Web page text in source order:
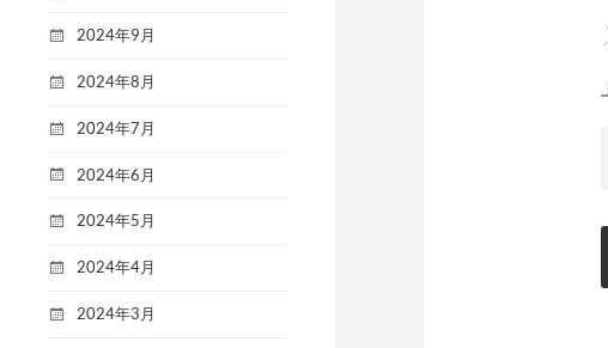
2024年9月
2024年8月
2024年7月
2024年6月
2024年5月
2024年4月
2024年3月